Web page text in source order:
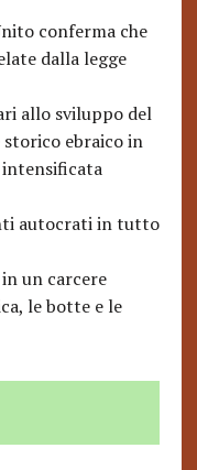
conferma che
dalla legge
allo sviluppo del
ebraico in
autocrati in tutto
un carcere
le botte e le